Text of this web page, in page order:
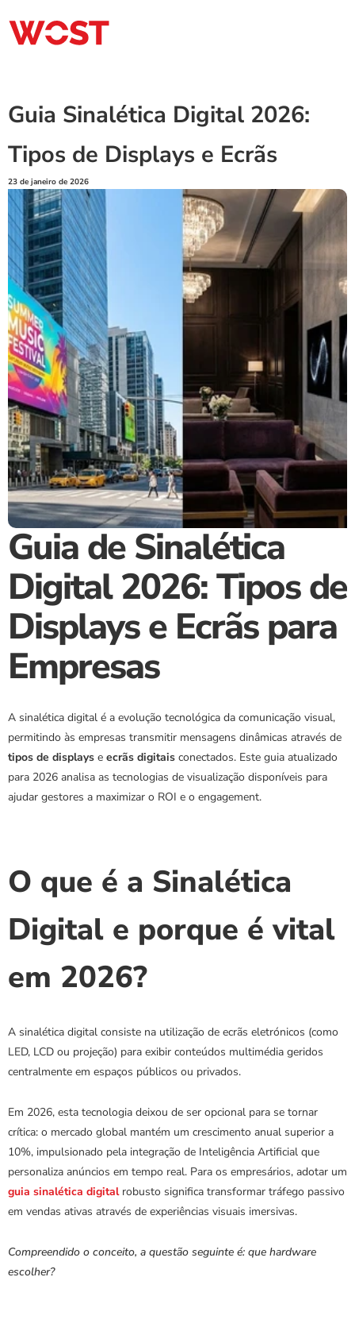
Guia Sinalética Digital 2026:
Tipos de Displays e Ecrãs
23 de janeiro de 2026
Guia de Sinalética
Digital 2026: Tipos de
Displays e Ecrãs para
Empresas
A sinalética digital é a evolução tecnológica da comunicação visual,
tipos de displays e ecrãs digitais conectados. Este guia atualizado
para 2026 analisa as tecnologias de visualização disponíveis para
ajudar gestores a maximizar o ROI e o engagement.
O que é a Sinalética
Digital e porque é vital
em 2026?
A sinalética digital consiste na utilização de ecrãs eletrónicos (como
LED, LCD ou projeção) para exibir conteúdos multimédia geridos
centralmente em espaços públicos ou privados.
Em 2026, esta tecnologia deixou de ser opcional para se tornar
crítica: o mercado global mantém um crescimento anual superior a
10%, impulsionado pela integração de Inteligência Artificial que
personaliza anúncios em tempo real. Para os empresários, adotar um
guia sinalética digital robusto significa transformar tráfego passivo
em vendas ativas através de experiências visuais imersivas.
Compreendido o conceito, a questão seguinte é: que hardware
escolher?